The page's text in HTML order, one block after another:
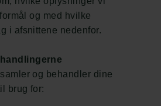
og med hvilke
i afsnittene nedenfor.
og behandler dine
brug for: